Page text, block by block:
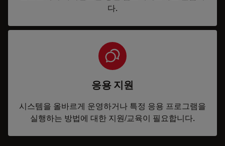
다.
응용 지원
시스템을 올바르게 운영하거나 특정 응용 프로그램을
실행하는 방법에 대한 지원/교육이 필요합니다.